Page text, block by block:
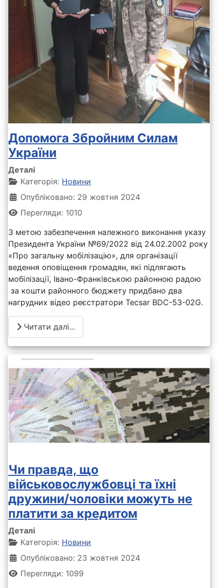
Допомога Збройним Силам
України
Деталі
Категорія: Новини
Опубліковано: 29 жовтня 2024
Перегляди: 1010
З метою забезпечення належного виконання указу
Президента України №69/2022 від 24.02.2002 року
«Про загальну мобілізацію», для організації
ведення оповіщення громадян, які підлягають
мобілізації, Івано-Франківською районною радою
за кошти районного бюджету придбано два
нагрудних відео реєстратори Tecsar BDC-53-02G.
Читати далі...
Чи правда, що
військовослужбовці та їхні
дружини/чоловіки можуть не
платити за кредитом
Деталі
Категорія: Новини
Опубліковано: 23 жовтня 2024
Перегляди: 1099